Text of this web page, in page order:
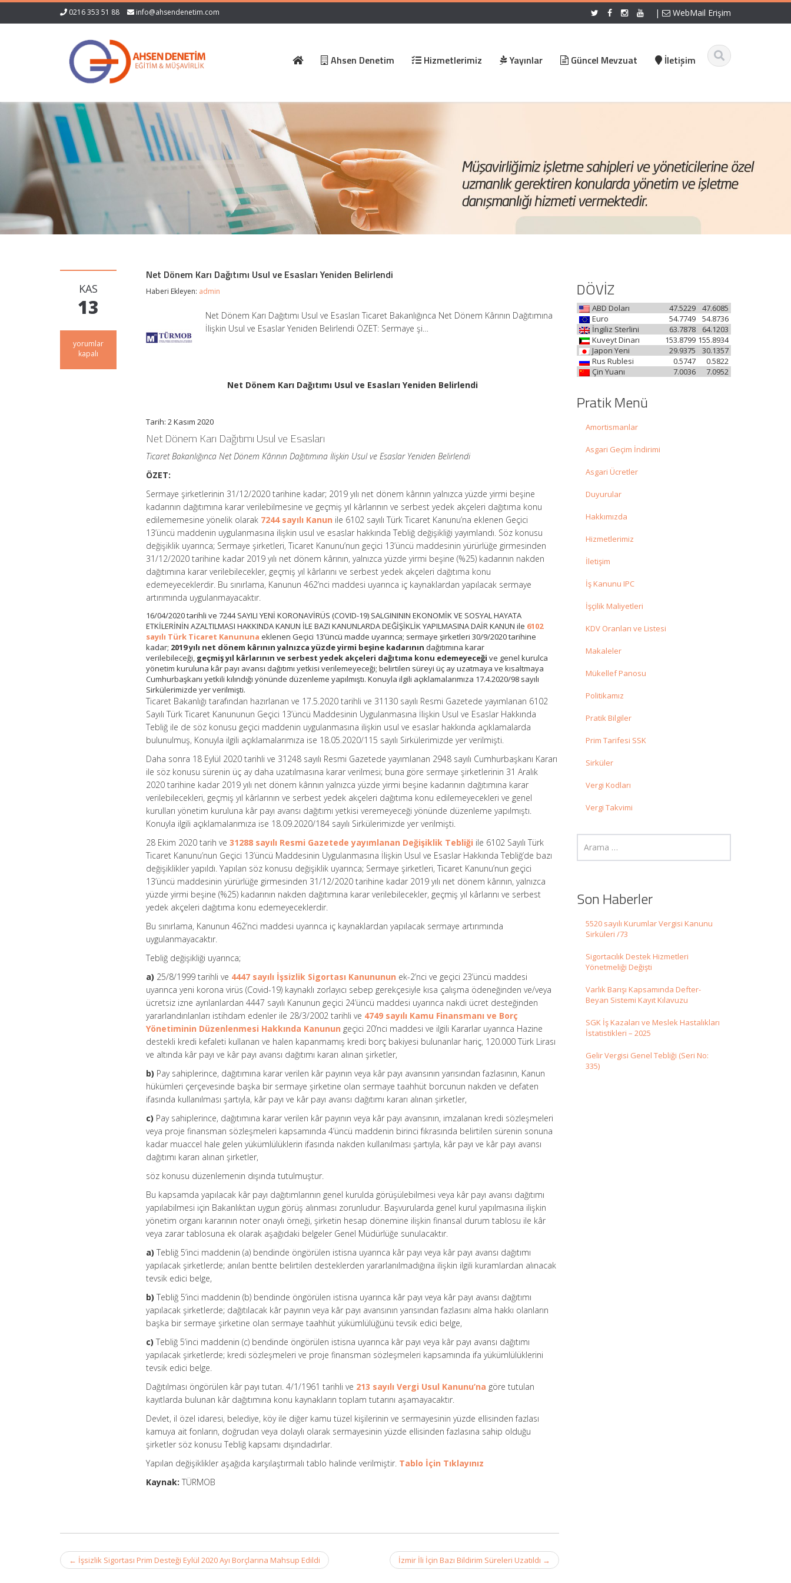
0216 353 51 88 info@ahsendenetim.com | WebMail Erişim
Ahsen Denetim Hizmetlerimiz Yayınlar Güncel Mevzuat İletişim
KAS
13
Net
Dönem
yorumlar
kapalı
Net Dönem Karı Dağıtımı Usul ve Esasları Yeniden Belirlendi
Haberi Ekleyen: admin
Net Dönem Karı Dağıtımı Usul ve Esasları Ticaret Bakanlığınca Net Dönem Kârının Dağıtımına
İlişkin Usul ve Esaslar Yeniden Belirlendi ÖZET: Sermaye şi…
Net Dönem Karı Dağıtımı Usul ve Esasları Yeniden Belirlendi
Tarih: 2 Kasım 2020
Net Dönem Karı Dağıtımı Usul ve Esasları
Ticaret Bakanlığınca Net Dönem Kârının Dağıtımına İlişkin Usul ve Esaslar Yeniden Belirlendi
ÖZET:
Sermaye şirketlerinin 31/12/2020 tarihine kadar; 2019 yılı net dönem kârının yalnızca yüzde yirmi beşine
kadarının dağıtımına karar verilebilmesine ve geçmiş yıl kârlarının ve serbest yedek akçeleri dağıtıma konu
edilememesine yönelik olarak 7244 sayılı Kanun ile 6102 sayılı Türk Ticaret Kanunu’na eklenen Geçici
13’üncü maddenin uygulanmasına ilişkin usul ve esaslar hakkında Tebliğ değişikliği yayımlandı. Söz konusu
değişiklik uyarınca; Sermaye şirketleri, Ticaret Kanunu’nun geçici 13’üncü maddesinin yürürlüğe girmesinden
31/12/2020 tarihine kadar 2019 yılı net dönem kârının, yalnızca yüzde yirmi beşine (%25) kadarının nakden
dağıtımına karar verilebilecekler, geçmiş yıl kârlarını ve serbest yedek akçeleri dağıtıma konu
edemeyeceklerdir. Bu sınırlama, Kanunun 462’nci maddesi uyarınca iç kaynaklardan yapılacak sermaye
artırımında uygulanmayacaktır.
16/04/2020 tarihli ve 7244 SAYILI YENİ KORONAVİRÜS (COVID-19) SALGINININ EKONOMİK VE SOSYAL HAYATA
ETKİLERİNİN AZALTILMASI HAKKINDA KANUN İLE BAZI KANUNLARDA DEĞİŞİKLİK YAPILMASINA DAİR KANUN ile 6102
sayılı Türk Ticaret Kanununa eklenen Geçici 13’üncü madde uyarınca; sermaye şirketleri 30/9/2020 tarihine
kadar; 2019 yılı net dönem kârının yalnızca yüzde yirmi beşine kadarının dağıtımına karar
verilebileceği, geçmiş yıl kârlarının ve serbest yedek akçeleri dağıtıma konu edemeyeceği ve genel kurulca
yönetim kuruluna kâr payı avansı dağıtımı yetkisi verilemeyeceği; belirtilen süreyi üç ay uzatmaya ve kısaltmaya
Cumhurbaşkanı yetkili kılındığı yönünde düzenleme yapılmıştı. Konuyla ilgili açıklamalarımıza 17.4.2020/98 sayılı
Sirkülerimizde yer verilmişti.
Ticaret Bakanlığı tarafından hazırlanan ve 17.5.2020 tarihli ve 31130 sayılı Resmi Gazetede yayımlanan 6102
Sayılı Türk Ticaret Kanununun Geçici 13’üncü Maddesinin Uygulanmasına İlişkin Usul ve Esaslar Hakkında
Tebliğ ile de söz konusu geçici maddenin uygulanmasına ilişkin usul ve esaslar hakkında açıklamalarda
bulunulmuş, Konuyla ilgili açıklamalarımıza ise 18.05.2020/115 sayılı Sirkülerimizde yer verilmişti.
Daha sonra 18 Eylül 2020 tarihli ve 31248 sayılı Resmi Gazetede yayımlanan 2948 sayılı Cumhurbaşkanı Kararı
ile söz konusu sürenin üç ay daha uzatılmasına karar verilmesi; buna göre sermaye şirketlerinin 31 Aralık
2020 tarihine kadar 2019 yılı net dönem kârının yalnızca yüzde yirmi beşine kadarının dağıtımına karar
verilebilecekleri, geçmiş yıl kârlarının ve serbest yedek akçeleri dağıtıma konu edilemeyecekleri ve genel
kurulları yönetim kuruluna kâr payı avansı dağıtımı yetkisi veremeyeceği yönünde düzenleme yapılmıştı.
Konuyla ilgili açıklamalarımıza ise 18.09.2020/184 sayılı Sirkülerimizde yer verilmişti.
28 Ekim 2020 tarih ve31288 sayılı Resmi Gazetede yayımlanan Değişiklik Tebliği ile 6102 Sayılı Türk
Ticaret Kanunu’nun Geçici 13’üncü Maddesinin Uygulanmasına İlişkin Usul ve Esaslar Hakkında Tebliğ’de bazı
değişiklikler yapıldı. Yapılan söz konusu değişiklik uyarınca; Sermaye şirketleri, Ticaret Kanunu’nun geçici
13’üncü maddesinin yürürlüğe girmesinden 31/12/2020 tarihine kadar 2019 yılı net dönem kârının, yalnızca
yüzde yirmi beşine (%25) kadarının nakden dağıtımına karar verilebilecekler, geçmiş yıl kârlarını ve serbest
yedek akçeleri dağıtıma konu edemeyeceklerdir.
Bu sınırlama, Kanunun 462’nci maddesi uyarınca iç kaynaklardan yapılacak sermaye artırımında
uygulanmayacaktır.
Tebliğ değişikliği uyarınca;
a) 25/8/1999 tarihli ve 4447 sayılı İşsizlik Sigortası Kanununun ek-2’nci ve geçici 23’üncü maddesi
uyarınca yeni korona virüs (Covid-19) kaynaklı zorlayıcı sebep gerekçesiyle kısa çalışma ödeneğinden ve/veya
ücretsiz izne ayrılanlardan 4447 sayılı Kanunun geçici 24’üncü maddesi uyarınca nakdi ücret desteğinden
yararlandırılanları istihdam edenler ile 28/3/2002 tarihli ve 4749 sayılı Kamu Finansmanı ve Borç
Yönetiminin Düzenlenmesi Hakkında Kanunun geçici 20’nci maddesi ve ilgili Kararlar uyarınca Hazine
destekli kredi kefaleti kullanan ve halen kapanmamış kredi borç bakiyesi bulunanlar hariç, 120.000 Türk Lirası
ve altında kâr payı ve kâr payı avansı dağıtımı kararı alınan şirketler,
b) Pay sahiplerince, dağıtımına karar verilen kâr payının veya kâr payı avansının yarısından fazlasının, Kanun
hükümleri çerçevesinde başka bir sermaye şirketine olan sermaye taahhüt borcunun nakden ve defaten
ifasında kullanılması şartıyla, kâr payı ve kâr payı avansı dağıtımı kararı alınan şirketler,
c) Pay sahiplerince, dağıtımına karar verilen kâr payının veya kâr payı avansının, imzalanan kredi sözleşmeleri
veya proje finansman sözleşmeleri kapsamında 4’üncü maddenin birinci fıkrasında belirtilen sürenin sonuna
kadar muaccel hale gelen yükümlülüklerin ifasında nakden kullanılması şartıyla, kâr payı ve kâr payı avansı
dağıtımı kararı alınan şirketler,
söz konusu düzenlemenin dışında tutulmuştur.
Bu kapsamda yapılacak kâr payı dağıtımlarının genel kurulda görüşülebilmesi veya kâr payı avansı dağıtımı
yapılabilmesi için Bakanlıktan uygun görüş alınması zorunludur. Başvurularda genel kurul yapılmasına ilişkin
yönetim organı kararının noter onaylı örneği, şirketin hesap dönemine ilişkin finansal durum tablosu ile kâr
veya zarar tablosuna ek olarak aşağıdaki belgeler Genel Müdürlüğe sunulacaktır.
a) Tebliğ 5’inci maddenin (a) bendinde öngörülen istisna uyarınca kâr payı veya kâr payı avansı dağıtımı
yapılacak şirketlerde; anılan bentte belirtilen desteklerden yararlanılmadığına ilişkin ilgili kuramlardan alınacak
tevsik edici belge,
b) Tebliğ 5’inci maddenin (b) bendinde öngörülen istisna uyarınca kâr payı veya kâr payı avansı dağıtımı
yapılacak şirketlerde; dağıtılacak kâr payının veya kâr payı avansının yarısından fazlasını alma hakkı olanların
başka bir sermaye şirketine olan sermaye taahhüt yükümlülüğünü tevsik edici belge,
c) Tebliğ 5’inci maddenin (c) bendinde öngörülen istisna uyarınca kâr payı veya kâr payı avansı dağıtımı
yapılacak şirketlerde; kredi sözleşmeleri ve proje finansman sözleşmeleri kapsamında ifa yükümlülüklerini
tevsik edici belge.
Dağıtılması öngörülen kâr payı tutarı. 4/1/1961 tarihli ve 213 sayılı Vergi Usul Kanunu’na göre tutulan
kayıtlarda bulunan kâr dağıtımına konu kaynakların toplam tutarını aşamayacaktır.
Devlet, il özel idaresi, belediye, köy ile diğer kamu tüzel kişilerinin ve sermayesinin yüzde ellisinden fazlası
kamuya ait fonların, doğrudan veya dolaylı olarak sermayesinin yüzde ellisinden fazlasına sahip olduğu
şirketler söz konusu Tebliğ kapsamı dışındadırlar.
Yapılan değişiklikler aşağıda karşılaştırmalı tablo halinde verilmiştir. Tablo İçin Tıklayınız
Kaynak: TÜRMOB
Post
navigation
← İşsizlik Sigortası Prim Desteği Eylül 2020 Ayı Borçlarına Mahsup Edildi İzmir İli İçin Bazı Bildirim Süreleri Uzatıldı →
DÖVİZ
ABD Doları 47.6085
47.5229
Euro
54.8736
54.7749
İngiliz Sterlini
64.1203
63.7878
Kuveyt Dinarı
155.8934
153.8799
Japon Yeni
30.1357
29.9375
Rus Rublesi
0.5822
0.5747
Çin Yuanı
7.0952
7.0036
Pratik Menü
Amortismanlar
Asgari Geçim İndirimi
Asgari Ücretler
Duyurular
Hakkımızda
Hizmetlerimiz
İletişim
İş Kanunu IPC
İşçilik Maliyetleri
KDV Oranları ve Listesi
Makaleler
Mükellef Panosu
Politikamız
Pratik Bilgiler
Prim Tarifesi SSK
Sirküler
Vergi Kodları
Vergi Takvimi
Son Haberler
5520 sayılı Kurumlar Vergisi Kanunu
Sirküleri /73
Sigortacılık Destek Hizmetleri
Yönetmeliği Değişti
Varlık Barışı Kapsamında Defter-
Beyan Sistemi Kayıt Kılavuzu
SGK İş Kazaları ve Meslek Hastalıkları
İstatistikleri – 2025
Gelir Vergisi Genel Tebliği (Seri No:
335)